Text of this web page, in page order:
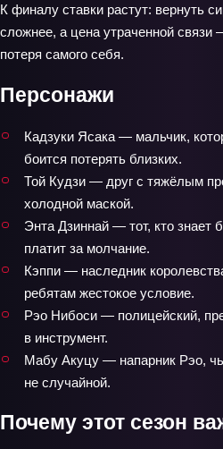
К финалу ставки растут: вернуть
сложнее, а цена утраченной связи
потеря самого себя.
Персонажи
Кадзуки Ясака — мальчик,
боится потерять близких.
Той Кудзи — друг с тяжёлым
холодной маской.
Энта Дзиннай — тот, кто знает
платит за молчание.
Кэппи — наследник
ребятам жестокое условие.
Рэо Нибоси — полицейский,
в инструмент.
Мабу Акуцу — напарник Рэо,
не случайной.
Почему этот сезон